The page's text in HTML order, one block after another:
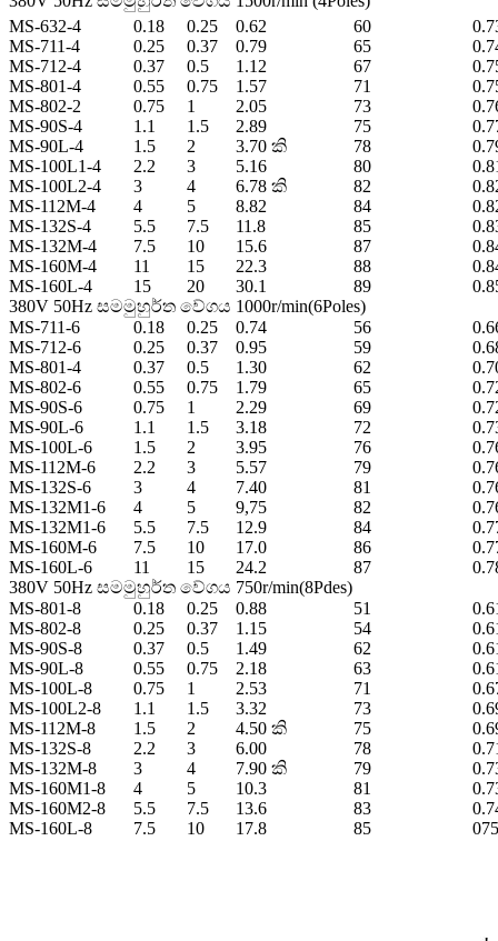
MS-632-4
0.18 0.25 0.62 60
MS-711-4
0.25 0.37 0.79 65
MS-712-4
0.37 0.5 1.12 67
MS-801-4
0.55 0.75 1.57 71
MS-802-2
0.75 1 2.05 73
MS-90S-4
1.1 1.5 2.89 75
MS-90L-4
1.5 2 3.70 කි 78
MS-100L1-4
2.2 3 5.16 80
MS-100L2-4
3 4 6.78 කි 82
MS-112M-4
4 5 8.82 84
MS-132S-4
5.5 7.5 11.8 85
MS-132M-4
7.5 10 15.6 87
MS-160M-4
11 15 22.3 88
MS-160L-4
15 20 30.1 89
380V 50Hz සමමුහුර්ත වේගය 1000r/min(6Poles)
MS-711-6
0.18 0.25 0.74 56
MS-712-6
0.25 0.37 0.95 59
MS-801-4
0.37 0.5 1.30 62
MS-802-6
0.55 0.75 1.79 65
MS-90S-6
0.75 1 2.29 69
MS-90L-6
1.1 1.5 3.18 72
MS-100L-6
1.5 2 3.95 76
MS-112M-6
2.2 3 5.57 79
MS-132S-6
3 4 7.40 81
MS-132M1-6
4 5 9,75 82
MS-132M1-6
5.5 7.5 12.9 84
MS-160M-6
7.5 10 17.0 86
MS-160L-6
11 15 24.2 87
380V 50Hz සමමුහුර්ත වේගය 750r/min(8Pdes)
MS-801-8
0.18 0.25 0.88 51
MS-802-8
0.25 0.37 1.15 54
MS-90S-8
0.37 0.5 1.49 62
MS-90L-8
0.55 0.75 2.18 63
MS-100L-8
0.75 1 2.53 71
MS-100L2-8
1.1 1.5 3.32 73
MS-112M-8
1.5 2 4.50 කි 75
MS-132S-8
2.2 3 6.00 78
MS-132M-8
3 4 7.90 කි 79
MS-160M1-8
4 5 10.3 81
MS-160M2-8
5.5 7.5 13.6 83
MS-160L-8
7.5 10 17.8 85 075